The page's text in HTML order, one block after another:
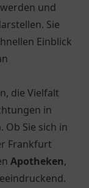
werden und
Sie
Einblick
die Vielfalt
in
Ob Sie sich in
Frankfurt
Apotheken,